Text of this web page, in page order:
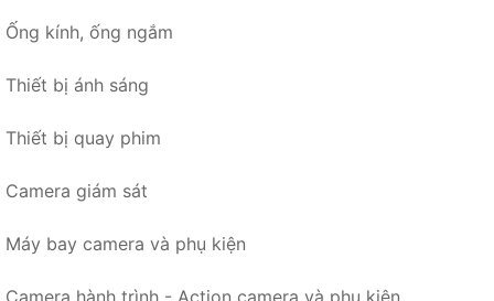
Ống kính, ống ngắm
Thiết bị ánh sáng
Thiết bị quay phim
Camera giám sát
Máy bay camera và phụ kiện
Camera hành trình - Action camera và phụ kiện